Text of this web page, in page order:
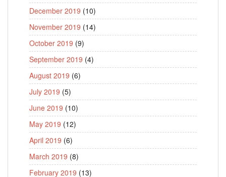
December 2019 (10)
November 2019 (14)
October 2019 (9)
September 2019 (4)
August 2019 (6)
July 2019 (5)
June 2019 (10)
May 2019 (12)
April 2019 (6)
March 2019 (8)
February 2019 (13)